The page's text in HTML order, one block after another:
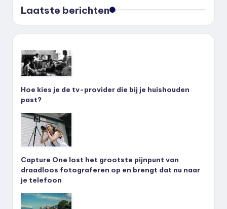
Laatste berichten
Hoe kies je de tv-provider die bij je huishouden
past?
Capture One lost het grootste pijnpunt van
draadloos fotograferen op en brengt dat nu naar
je telefoon